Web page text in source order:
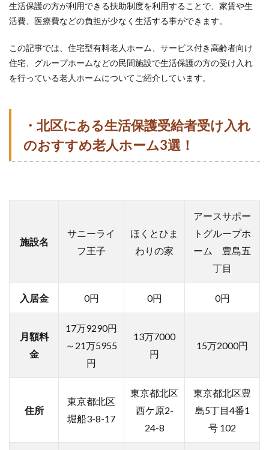
生活保護の方が利用できる扶助制度を利用することで、家賃や生
活費、医療費などの負担が少なく生活する事ができます。
この記事では、住宅型有料老人ホーム、サービス付き高齢者向け
住宅、グループホームなどの民間施設で生活保護の方の受け入れ
を行っている老人ホームについてご紹介しています。
・北区にある生活保護受給者受け入れ
のおすすめ老人ホーム3選！
施設名
サニーライ
フ王子
ほくとひま
わりの家
アースサポー
トグループホ
ーム 豊島五
丁目
入居金 0円 0円 0円
月額料
金
17万9290円
～21万5955
円
13万7000
円
15万2000円
住所
東京都北区
堀船3-8-17
東京都北区
西ケ原2-
24-8
東京都北区豊
島5丁目4番1
号 102